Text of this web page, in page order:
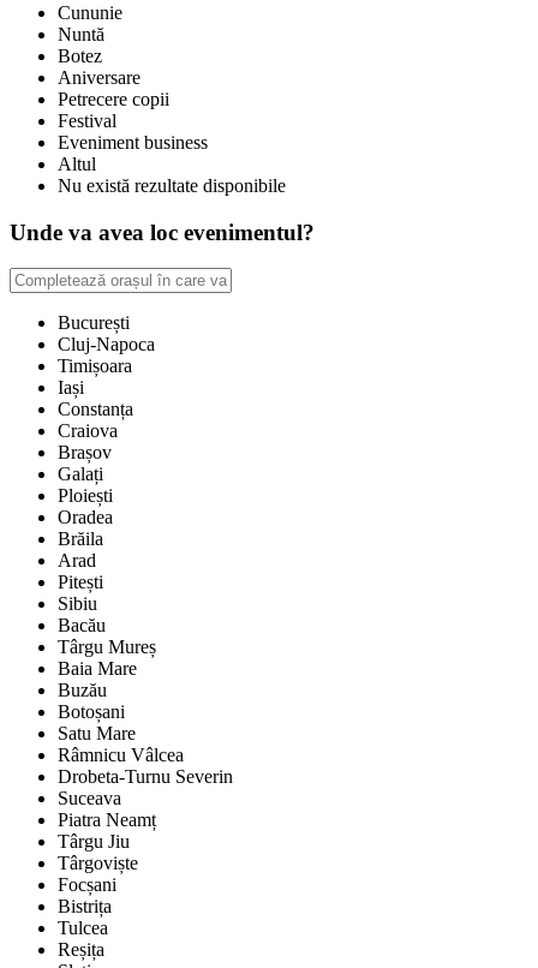
Cununie
Nuntă
Botez
Aniversare
Petrecere copii
Festival
Eveniment business
Altul
Nu există rezultate disponibile
Unde va avea loc evenimentul?
București
Cluj-Napoca
Timișoara
Iași
Constanța
Craiova
Brașov
Galați
Ploiești
Oradea
Brăila
Arad
Pitești
Sibiu
Bacău
Târgu Mureș
Baia Mare
Buzău
Botoșani
Satu Mare
Râmnicu Vâlcea
Drobeta-Turnu Severin
Suceava
Piatra Neamț
Târgu Jiu
Târgoviște
Focșani
Bistrița
Tulcea
Reșița